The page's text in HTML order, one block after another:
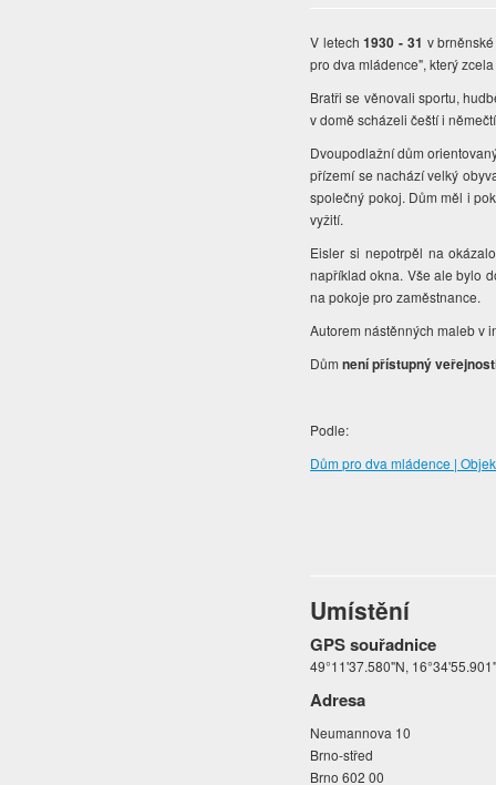
V letech1930 - 31 v
pro dva mládence", který
Bratři se věnovali sportu,
v domě scházeli čeští i
Dvoupodlažní dům
přízemí se nachází velký
společný pokoj. Dům měl i
vyžití.
Eisler si nepotrpěl na
například okna. Vše ale bylo
na pokoje pro zaměstnance.
Autorem nástěnných maleb v
Důmnení přístupný
Podle:
Dům pro dva mládence |
Umístění
GPS souřadnice
49°11'37.580"N,
Adresa
Neumannova 10
Brno-střed
Brno 602 00